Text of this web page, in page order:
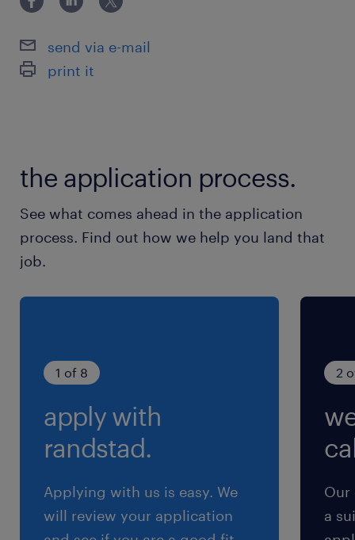
・C++
＜求める人物像＞
自動運転車両を作ってみたいという方
・各種保険完備（労災保険 雇用保険 厚生年金 健
康保険）
・通勤手当支給（社内規定に準ずる）
・ライフサポート（育児休暇や介護休暇、時短勤
休日休暇
日曜日,土曜日,祝日
休日：完全週休二日制（土曜日・日曜日）、国民
の祝祭日 夏期休暇：3日（7月～9月の間で
各自取得） ※当年7月8月入社の場合を除
く 年末年始：6日 ※元日を含み会社カレ
ンダーによる
たことがある ・キャリブレー
send via e-mail
print it
the application process.
See what comes ahead in the application
process. Find out how we help you land that
job.
1 of 8
apply with
randstad.
Applying with us is easy. We
will review your application
2
Our
a